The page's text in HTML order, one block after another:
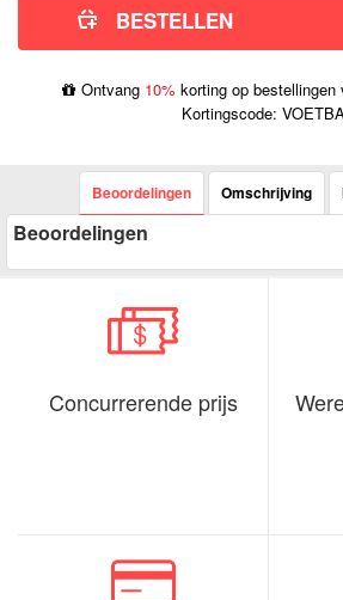
Ontvang 10% korting op bestellingen
Kortingscode:
Beoordelingen Omschrijving
Beoordelingen
Concurrerende prijs